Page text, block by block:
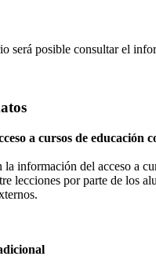
será posible consultar el
a cursos de educación
la información del acceso a
lecciones por parte de los